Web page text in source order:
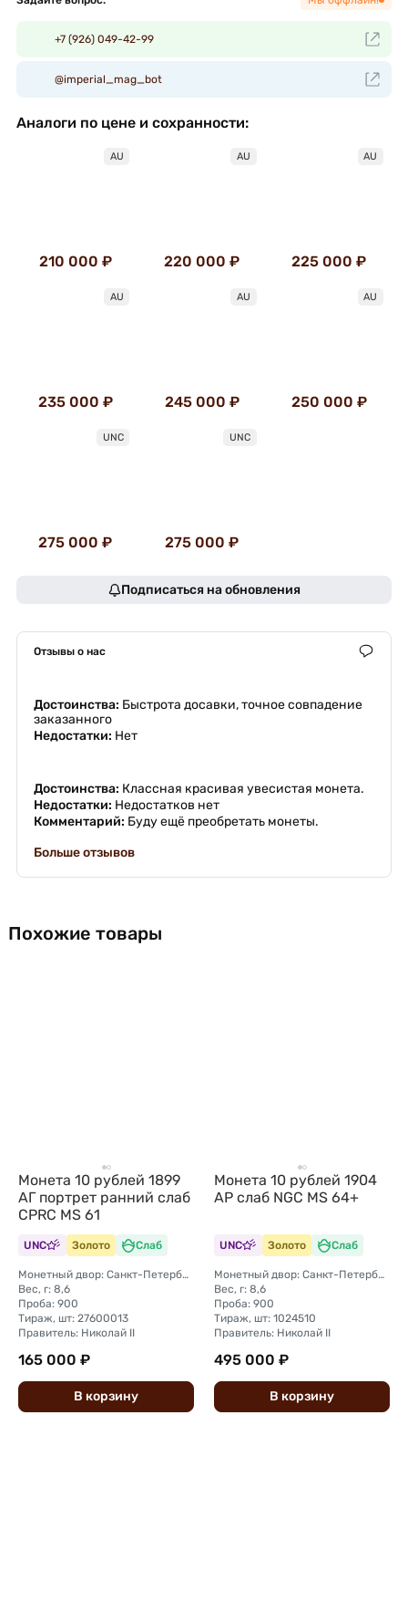
+7 (926) 049-42-99
@imperial_mag_bot
Аналоги по цене и сохранности:
AU
210 000 ₽
AU
220 000 ₽
AU
225 000 ₽
AU
235 000 ₽
AU
245 000 ₽
AU
250 000 ₽
UNC
275 000 ₽
UNC
275 000 ₽
Подписаться на обновления
Отзывы о нас
Достоинства: Быстрота досавки, точное совпадение
заказанного
Недостатки: Нет
Достоинства: Классная красивая увесистая монета.
Недостатки: Недостатков нет
Комментарий: Буду ещё преобретать монеты.
Больше отзывов
Похожие товары
Монета 10 рублей 1899
АГ портрет ранний слаб
CPRC MS 61
UNC Золото Слаб
Монетный двор: Санкт-Петербургский монетный двор
Вес, г: 8,6
Проба: 900
Тираж, шт: 27600013
Правитель: Николай II
165 000 ₽
В корзину
Монета 10 рублей 1904
АР слаб NGC MS 64+
UNC Золото Слаб
Монетный двор: Санкт-Петербургский монетный двор
Вес, г: 8,6
Проба: 900
Тираж, шт: 1024510
Правитель: Николай II
495 000 ₽
В корзину